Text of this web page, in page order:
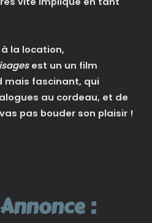
à la location,
est un un film
mais fascinant, qui
au cordeau, et de
pas bouder son plaisir !
: